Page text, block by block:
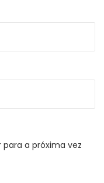
a próxima vez